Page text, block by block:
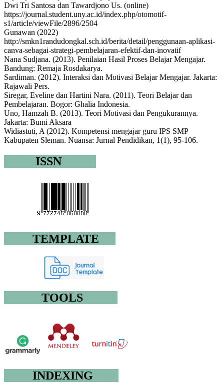
Dwi Tri Santosa dan Tawardjono Us. (online)
https://journal.student.uny.ac.id/index.php/otomotif-
s1/article/viewFile/2896/2504
Gunawan (2022)
http://smkn1randudongkal.sch.id/berita/detail/penggunaan-aplikasi-
canva-sebagai-strategi-pembelajaran-efektif-dan-inovatif
Nana Sudjana. (2013). Penilaian Hasil Proses Belajar Mengajar.
Bandung: Remaja Rosdakarya.
Sardiman. (2012). Interaksi dan Motivasi Belajar Mengajar. Jakarta:
Rajawali Pers.
Siregar, Eveline dan Hartini Nara. (2011). Teori Belajar dan
Pembelajaran. Bogor: Ghalia Indonesia.
Uno, Hamzah B. (2013). Teori Motivasi dan Pengukurannya.
Jakarta: Bumi Aksara
Widiastuti, A (2012). Kompetensi mengajar guru IPS SMP
Kabupaten Sleman. Nuansa: Jurnal Pendidikan, 1(1), 95-106.
ISSN
TEMPLATE
TOOLS
INDEXING